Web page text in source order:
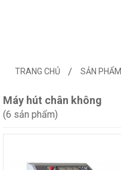
TRANG CHỦ SẢN PHẨM
Máy hút chân không
(6 sản phẩm)